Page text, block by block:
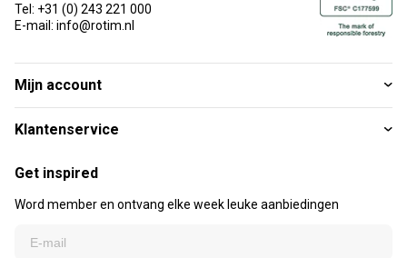
Tel: +31 (0) 243 221 000
E-mail: info@rotim.nl
Mijn account
Klantenservice
Get inspired
Word member en ontvang elke week leuke aanbiedingen